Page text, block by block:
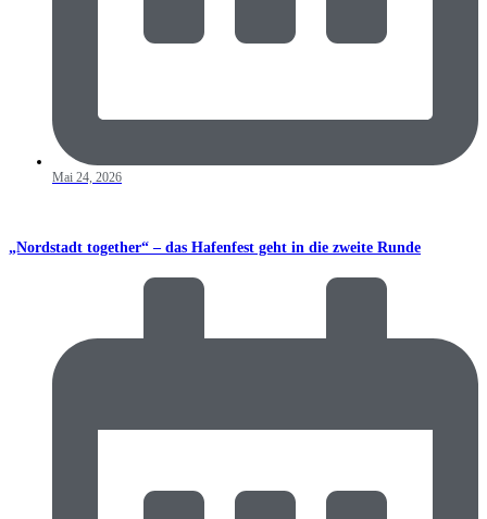
Mai 24, 2026
„Nordstadt together“ – das Hafenfest geht in die zweite Runde